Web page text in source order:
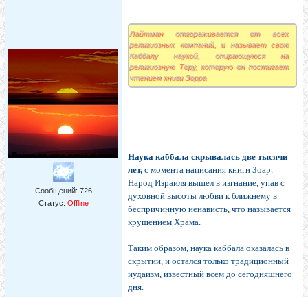
Сообщений: 726
Статус: Offline
Лайтман отгораживается от всех
религиозных компаний, и называет свою
Каббалу наукой, опирающуюся на
религиозную Тору, которую он постигает
чтением книги Зорра
Наука каббала скрывалась две тысячи
лет, с момента написания книги Зоар.
Народ Израиля вышел в изгнание, упав с
духовной высоты любви к ближнему в
беспричинную ненависть, что называется
крушением Храма.
Таким образом, наука каббала оказалась в
скрытии, и остался только традиционный
иудаизм, известный всем до сегодняшнего
дня.